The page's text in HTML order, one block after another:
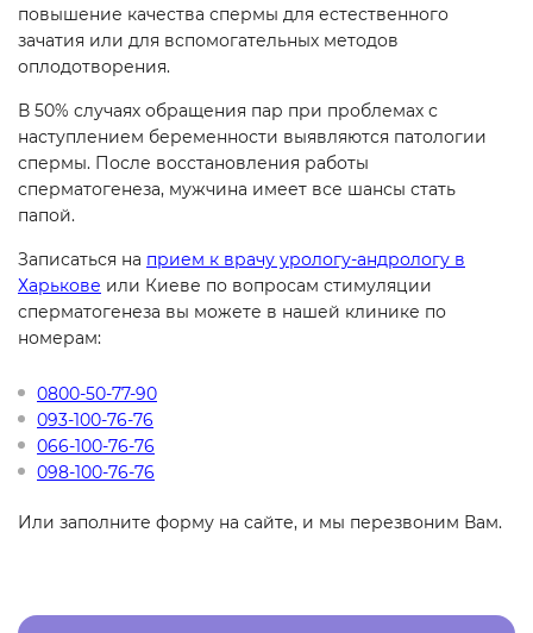
повышение качества спермы для естественного
зачатия или для вспомогательных методов
оплодотворения.
В 50% случаях обращения пар при проблемах с
наступлением беременности выявляются патологии
спермы. После восстановления работы
сперматогенеза, мужчина имеет все шансы стать
папой.
Записаться на прием к врачу урологу-андрологу в
Харькове или Киеве по вопросам стимуляции
сперматогенеза вы можете в нашей клинике по
номерам:
0800-50-77-90
093-100-76-76
066-100-76-76
098-100-76-76
Или заполните форму на сайте, и мы перезвоним Вам.